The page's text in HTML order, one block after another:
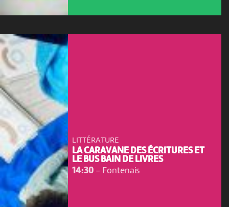
LITTÉRATURE
LA CARAVANE DES ÉCRITURES ET
LE BUS BAIN DE LIVRES
14:30- Fontenais